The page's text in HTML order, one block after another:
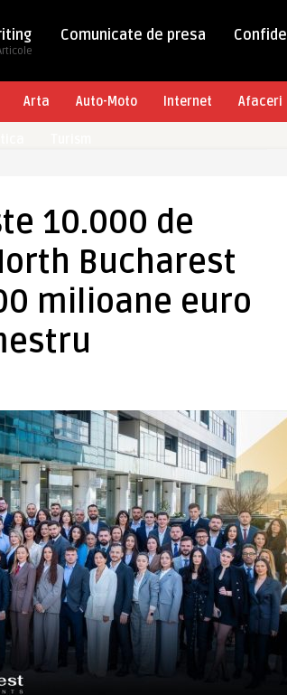
Comunicate de presa
Arta Auto-Moto Internet Afaceri
10.000 de
Bucharest
milioane euro